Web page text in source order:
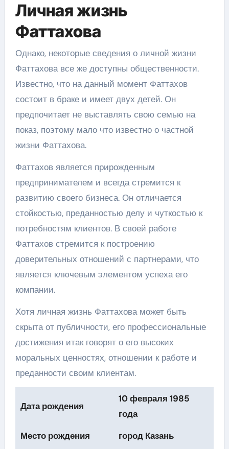
Личная жизнь
Фаттахова
Однако, некоторые сведения о личной жизни
Фаттахова все же доступны общественности.
Известно, что на данный момент Фаттахов
состоит в браке и имеет двух детей. Он
предпочитает не выставлять свою семью на
показ, поэтому мало что известно о частной
жизни Фаттахова.
Фаттахов является прирожденным
предпринимателем и всегда стремится к
развитию своего бизнеса. Он отличается
стойкостью, преданностью делу и чуткостью к
потребностям клиентов. В своей работе
Фаттахов стремится к построению
доверительных отношений с партнерами, что
является ключевым элементом успеха его
компании.
Хотя личная жизнь Фаттахова может быть
скрыта от публичности, его профессиональные
достижения итак говорят о его высоких
моральных ценностях, отношении к работе и
преданности своим клиентам.
Дата рождения
10 февраля 1985
года
Место рождения
город Казань